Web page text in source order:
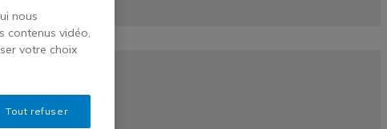
nous
contenus vidéo,
votre choix
Tout refuser